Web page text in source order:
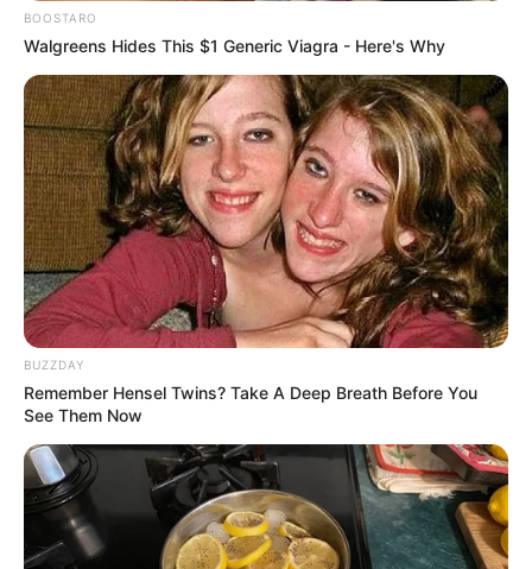
INSPIRASI
Bisa Jadi Dekorasi, 10 Cara
BOOSTARO
Walgreens Hides This $1 Generic Viagra - Here's Why
BUZZDAY
Remember Hensel Twins? Take A Deep Breath Before You
See Them Now